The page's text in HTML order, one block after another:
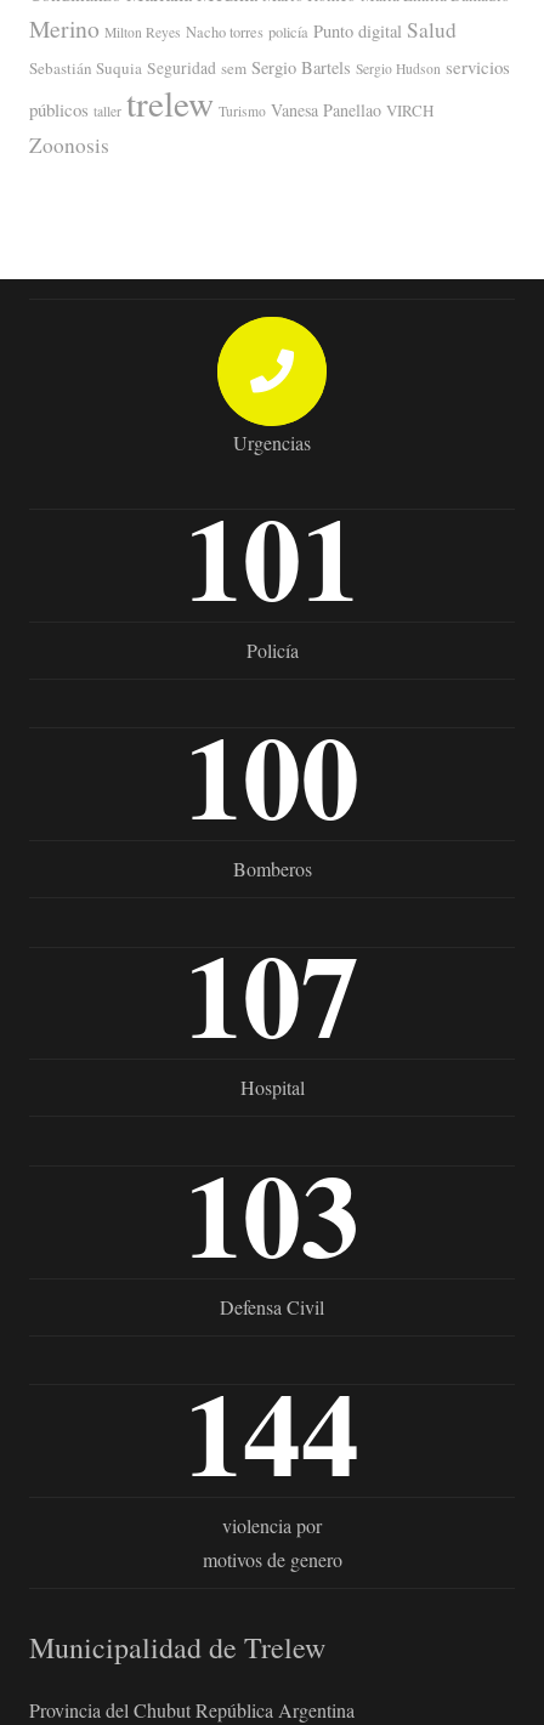
Merino Milton Reyes Nacho torres policía Punto digital Salud
Sebastián Suquia Seguridad sem Sergio Bartels Sergio Hudson servicios
públicos taller trelew Turismo Vanesa Panellao VIRCH
Zoonosis
Urgencias
101
Policía
100
Bomberos
107
Hospital
103
Defensa Civil
144
violencia por
motivos de genero
Municipalidad de Trelew
Provincia del Chubut República Argentina